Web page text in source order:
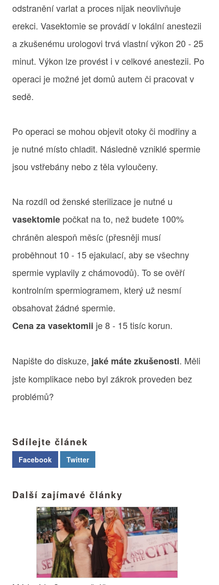
odstranění varlat a proces nijak neovlivňuje
erekci. Vasektomie se provádí v lokální anestezii
a zkušenému urologovi trvá vlastní výkon 20 - 25
minut. Výkon lze provést i v celkové anestezii. Po
operaci je možné jet domů autem či pracovat v
sedě.
Po operaci se mohou objevit otoky či modřiny a
je nutné místo chladit. Následně vzniklé spermie
jsou vstřebány nebo z těla vyloučeny.
Na rozdíl od ženské sterilizace je nutné u
vasektomie počkat na to, než budete 100%
chráněn alespoň měsíc (přesněji musí
proběhnout 10 - 15 ejakulací, aby se všechny
spermie vyplavily z chámovodů). To se ověří
kontrolním spermiogramem, který už nesmí
obsahovat žádné spermie.
Cena za vasektomii je 8 - 15 tisíc korun.
Napište do diskuze, jaké máte zkušenosti. Měli
jste komplikace nebo byl zákrok proveden bez
problémů?
Sdílejte článek
Facebook Twitter
Další zajímavé články